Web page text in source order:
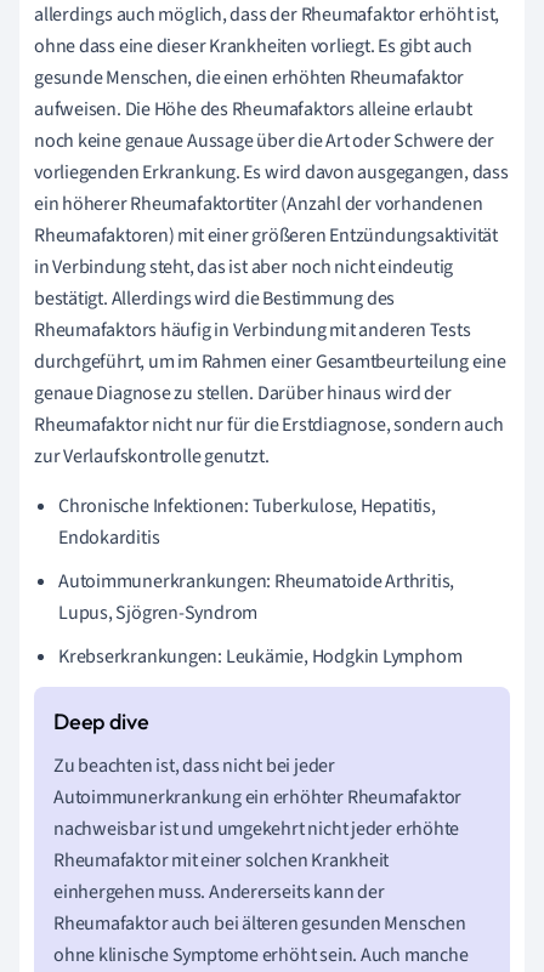
allerdings auch möglich, dass der Rheumafaktor erhöht ist,
ohne dass eine dieser Krankheiten vorliegt. Es gibt auch
gesunde Menschen, die einen erhöhten Rheumafaktor
aufweisen. Die Höhe des Rheumafaktors alleine erlaubt
noch keine genaue Aussage über die Art oder Schwere der
vorliegenden Erkrankung. Es wird davon ausgegangen, dass
ein höherer Rheumafaktortiter (Anzahl der vorhandenen
Rheumafaktoren) mit einer größeren Entzündungsaktivität
in Verbindung steht, das ist aber noch nicht eindeutig
bestätigt. Allerdings wird die Bestimmung des
Rheumafaktors häufig in Verbindung mit anderen Tests
durchgeführt, um im Rahmen einer Gesamtbeurteilung eine
genaue Diagnose zu stellen. Darüber hinaus wird der
Rheumafaktor nicht nur für die Erstdiagnose, sondern auch
zur Verlaufskontrolle genutzt.
Chronische Infektionen: Tuberkulose, Hepatitis,
Endokarditis
Autoimmunerkrankungen: Rheumatoide Arthritis,
Lupus, Sjögren-Syndrom
Krebserkrankungen: Leukämie, Hodgkin Lymphom
Zu beachten ist, dass nicht bei jeder
Autoimmunerkrankung ein erhöhter Rheumafaktor
nachweisbar ist und umgekehrt nicht jeder erhöhte
Rheumafaktor mit einer solchen Krankheit
einhergehen muss. Andererseits kann der
Rheumafaktor auch bei älteren gesunden Menschen
ohne klinische Symptome erhöht sein. Auch manche